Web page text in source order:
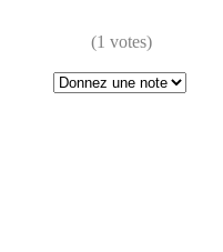
(1 votes)